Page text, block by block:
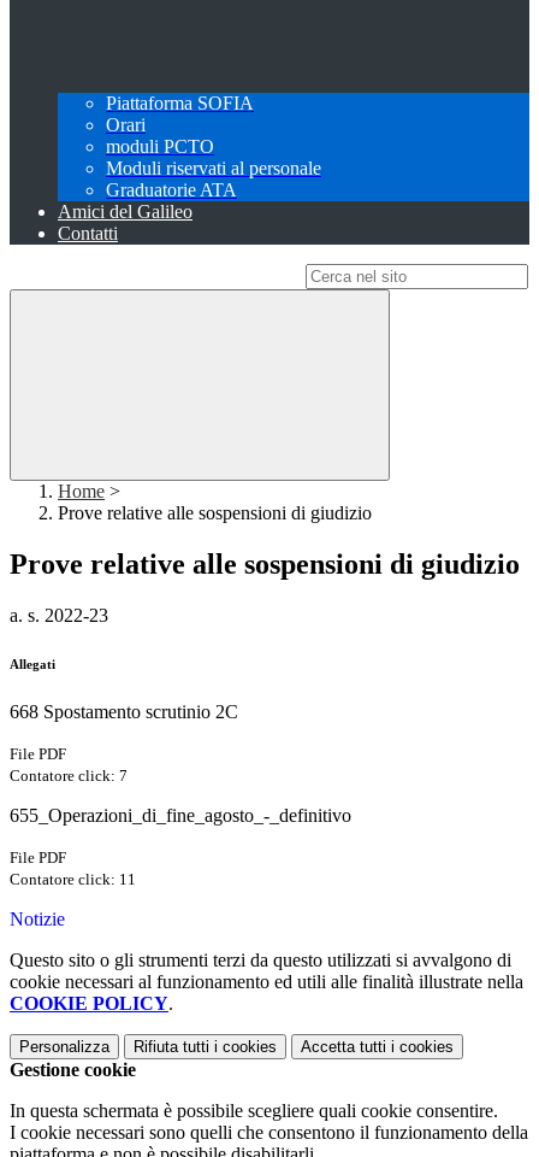
Piattaforma SOFIA
Orari
moduli PCTO
Moduli riservati al personale
Graduatorie ATA
Amici del Galileo
Contatti
Home >
Prove relative alle sospensioni di giudizio
Prove relative alle sospensioni di giudizio
a. s. 2022-23
Allegati
668 Spostamento scrutinio 2C
File PDF
Contatore click: 7
655_Operazioni_di_fine_agosto_-_definitivo
File PDF
Contatore click: 11
Notizie
Questo sito o gli strumenti terzi da questo utilizzati si avvalgono di
cookie necessari al funzionamento ed utili alle finalità illustrate nella
COOKIE POLICY.
Personalizza Rifiuta tutti i cookies Accetta tutti i cookies
Gestione cookie
In questa schermata è possibile scegliere quali cookie consentire.
I cookie necessari sono quelli che consentono il funzionamento della